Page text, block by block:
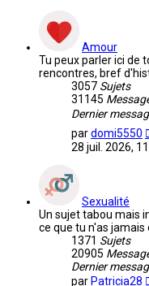
Amour
Tu peux parler ici de
rencontres, bref
3057 Sujets
31145
Dernier
pardomi5550
28 juil. 2026,
Sexualité
Un sujet tabou mais
ce que tu n'as jamais
1371 Sujets
20905
Dernier
parPatricia28